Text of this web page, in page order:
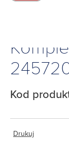
Kod
Drukuj